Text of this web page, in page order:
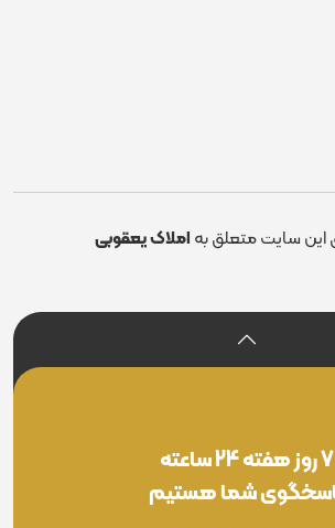
سایت متعلق به املاک یعقوبی
7 روز هفته 24 ساعته
شما هستیم